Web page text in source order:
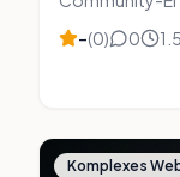
du Updates als Erster
heraus, wie gut
–(0) 0 1.5
Komplexes